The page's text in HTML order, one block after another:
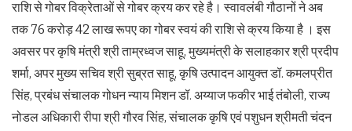
राशि से गोबर विक्रेताओं से गोबर क्रय कर रहे है। स्वावलंबी गौठानों ने अब
तक 76 करोड़ 42 लाख रूपए का गोबर स्वयं की राशि से क्रय किया है । इस
अवसर पर कृषि मंत्री श्री ताम्रध्वज साहू, मुख्यमंत्री के सलाहकार श्री प्रदीप
शर्मा, अपर मुख्य सचिव श्री सुब्रत साहू, कृषि उत्पादन आयुक्त डॉ. कमलप्रीत
सिंह, प्रबंध संचालक गोधन न्याय मिशन डॉ. अय्याज फकीर भाई तंबोली, राज्य
नोडल अधिकारी रीपा श्री गौरव सिंह, संचालक कृषि एवं पशुधन श्रीमती चंदन